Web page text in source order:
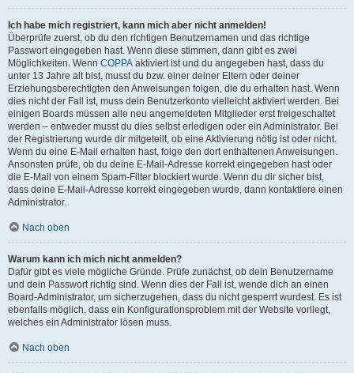
Ich habe mich registriert, kann mich aber nicht anmelden!
Überprüfe zuerst, ob du den richtigen Benutzernamen und das richtige
Passwort eingegeben hast. Wenn diese stimmen, dann gibt es zwei
Möglichkeiten. Wenn COPPA aktiviert ist und du angegeben hast, dass du
unter 13 Jahre alt bist, musst du bzw. einer deiner Eltern oder deiner
Erziehungsberechtigten den Anweisungen folgen, die du erhalten hast. Wenn
dies nicht der Fall ist, muss dein Benutzerkonto vielleicht aktiviert werden. Bei
einigen Boards müssen alle neu angemeldeten Mitglieder erst freigeschaltet
werden – entweder musst du dies selbst erledigen oder ein Administrator. Bei
der Registrierung wurde dir mitgeteilt, ob eine Aktivierung nötig ist oder nicht.
Wenn du eine E-Mail erhalten hast, folge den dort enthaltenen Anweisungen.
Ansonsten prüfe, ob du deine E-Mail-Adresse korrekt eingegeben hast oder
die E-Mail von einem Spam-Filter blockiert wurde. Wenn du dir sicher bist,
dass deine E-Mail-Adresse korrekt eingegeben wurde, dann kontaktiere einen
Administrator.
Nach oben
Warum kann ich mich nicht anmelden?
Dafür gibt es viele mögliche Gründe. Prüfe zunächst, ob dein Benutzername
und dein Passwort richtig sind. Wenn dies der Fall ist, wende dich an einen
Board-Administrator, um sicherzugehen, dass du nicht gesperrt wurdest. Es ist
ebenfalls möglich, dass ein Konfigurationsproblem mit der Website vorliegt,
welches ein Administrator lösen muss.
Nach oben